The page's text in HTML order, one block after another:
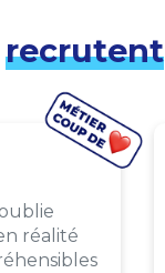
recrutent
réalité